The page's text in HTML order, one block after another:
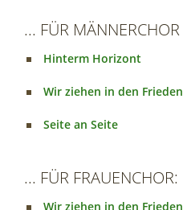
... FÜR MÄNNERCHOR
Hinterm Horizont
Wir ziehen in den Frieden
Seite an Seite
... FÜR FRAUENCHOR:
Wir ziehen in den Frieden